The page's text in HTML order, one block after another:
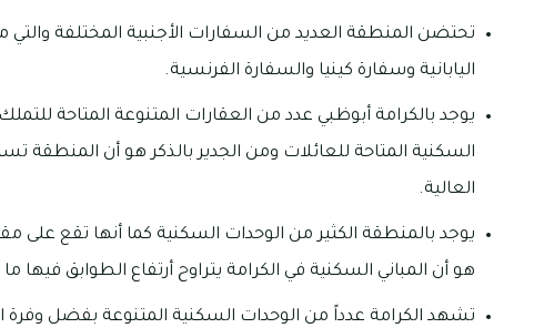
تحتضن المنطقة العديد من السفارات الأجنبية المختلفة والتي
اليابانية وسفارة كينيا والسفارة الفرنسية.
يوجد بالكرامة أبوظبي عدد من العقارات المتنوعة المتاحة
السكنية المتاحة للعائلات ومن الجدير بالذكر هو أن
العالية.
يوجد بالمنطقة الكثير من الوحدات السكنية كما أنها تقع على
هو أن المباني السكنية في الكرامة يتراوح أرتفاع الطوابق فيها ما بين 5 إلى 20
تشهد الكرامة عدداً من الوحدات السكنية المتنوعة بفضل وفرة